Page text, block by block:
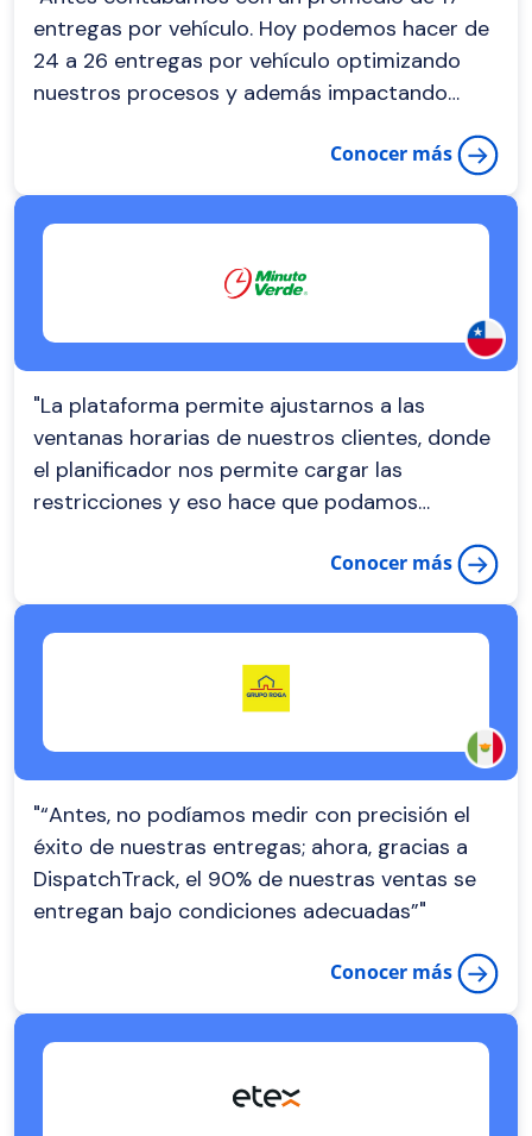
entregas por vehículo. Hoy podemos hacer de
24 a 26 entregas por vehículo optimizando
nuestros procesos y además impactando
supertiendas Olímpica y al medioambiente. "
Conocer más
"La plataforma permite ajustarnos a las
ventanas horarias de nuestros clientes, donde
el planificador nos permite cargar las
restricciones y eso hace que podamos
presentarnos en el punto a la hora adecuado."
Conocer más
"“Antes, no podíamos medir con precisión el
éxito de nuestras entregas; ahora, gracias a
DispatchTrack, el 90% de nuestras ventas se
entregan bajo condiciones adecuadas”"
Conocer más